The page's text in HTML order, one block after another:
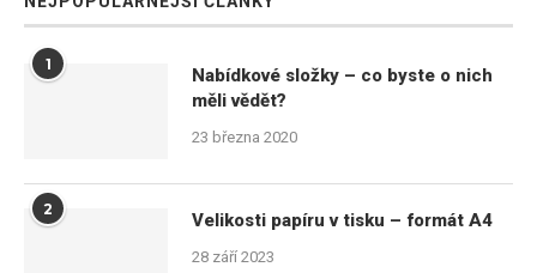
1
Nabídkové složky – co byste o nich
měli vědět?
23 března 2020
2
Velikosti papíru v tisku – formát A4
28 září 2023